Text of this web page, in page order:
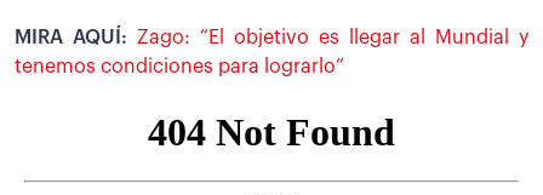
MIRA AQUÍ: Zago: “El objetivo es llegar al Mundial y
tenemos condiciones para lograrlo”